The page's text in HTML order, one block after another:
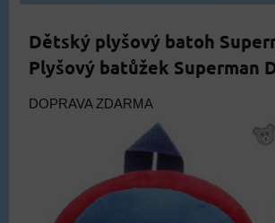
Dětský plyšový batoh
Plyšový batůžek Superman
DOPRAVA ZDARMA